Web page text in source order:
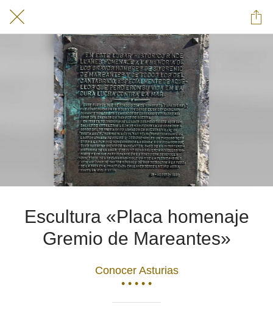
Escultura «Placa homenaje
Gremio de Mareantes»
Conocer Asturias
• • • • •